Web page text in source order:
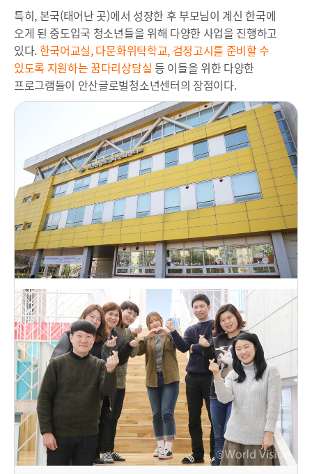
특히, 본국(태어난 곳)에서 성장한 후 부모님이 계신 한국에
오게 된 중도입국 청소년들을 위해 다양한 사업을 진행하고
있다.한국어교실, 다문화위탁학교, 검정고시를 준비할 수
있도록 지원하는 꿈다리상담실 등 이들을 위한 다양한
프로그램들이 안산글로벌청소년센터의 장점이다.